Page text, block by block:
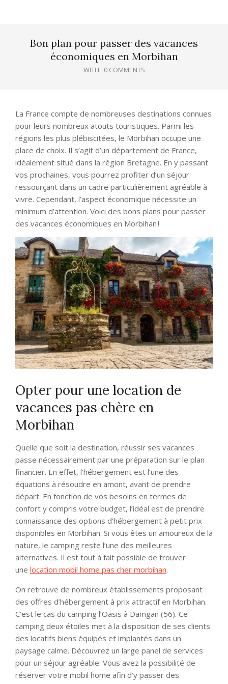
Bon plan pour passer des vacances
économiques en Morbihan
WITH: 0 COMMENTS
La France compte de nombreuses destinations connues
pour leurs nombreux atouts touristiques. Parmi les
régions les plus plébiscitées, le Morbihan occupe une
place de choix. Il s’agit d’un département de France,
idéalement situé dans la région Bretagne. En y passant
vos prochaines, vous pourrez profiter d’un séjour
ressourçant dans un cadre particulièrement agréable à
vivre. Cependant, l’aspect économique nécessite un
minimum d’attention. Voici des bons plans pour passer
des vacances économiques en Morbihan !
Opter pour une location de
vacances pas chère en
Morbihan
Quelle que soit la destination, réussir ses vacances
passe nécessairement par une préparation sur le plan
financier. En effet, l’hébergement est l’une des
équations à résoudre en amont, avant de prendre
départ. En fonction de vos besoins en termes de
confort y compris votre budget, l’idéal est de prendre
connaissance des options d’hébergement à petit prix
disponibles en Morbihan. Si vous êtes un amoureux de la
nature, le camping reste l’une des meilleures
alternatives. Il est tout à fait possible de trouver
une location mobil home pas cher morbihan.
On retrouve de nombreux établissements proposant
des offres d’hébergement à prix attractif en Morbihan.
C’est le cas du camping l’Oasis à Damgan (56). Ce
camping deux étoiles met à la disposition de ses clients
des locatifs biens équipés et implantés dans un
paysage calme. Découvrez un large panel de services
pour un séjour agréable. Vous avez la possibilité de
réserver votre mobil home afin d’y passer des